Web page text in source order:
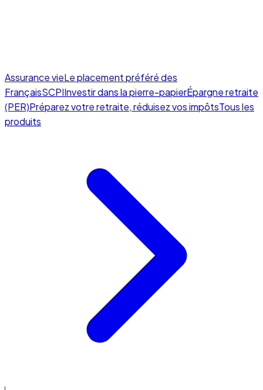
Assurance vieLe placement préféré des
FrançaisSCPIInvestir dans la pierre-papierÉpargne retraite
(PER)Préparez votre retraite, réduisez vos impôtsTous les
produits